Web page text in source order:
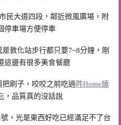
民大道四段，鄰近微風廣場，附
停車場方便停車
敦化站步行都只要7~8分鐘，剛
這邊有很多美食餐廳
刷子，咬咬之前吃過吽Home燒
，品質真的沒話說
，光是東西好吃已經滿足不了台